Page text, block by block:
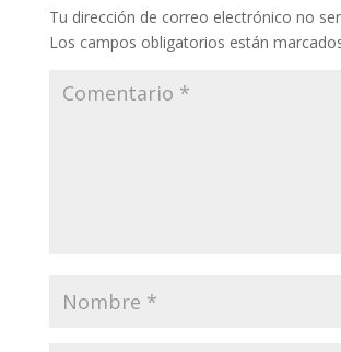
Tu dirección de correo electrónico no
Los campos obligatorios están